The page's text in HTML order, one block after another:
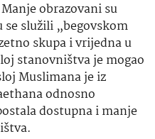
obrazovani su
se služili „begovskom
skupa i vrijedna u
stanovništva je mogao
Muslimana je iz
odnosno
dostupna i manje